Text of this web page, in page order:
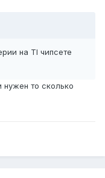
на TI чипсете
нужен то сколько